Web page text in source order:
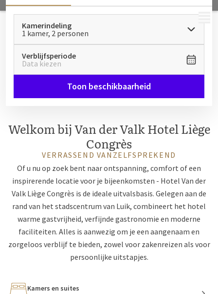
MENU
Kamerindeling
1 kamer, 2 personen
Verblijfsperiode
Data kiezen
Toon beschikbaarheid
Welkom bij Van der Valk Hotel Liège
Congrès
VERRASSEND VANZELFSPREKEND
Of u nu op zoek bent naar ontspanning, comfort of een
inspirerende locatie voor je bijeenkomsten - Hotel Van der
Valk Liège Congrès is de ideale uitvalsbasis. Gelegen aan de
rand van het stadscentrum van Luik, combineert het hotel
warme gastvrijheid, verfijnde gastronomie en moderne
faciliteiten. Alles is aanwezig om je een aangenaam en
zorgeloos verblijf te bieden, zowel voor zakenreizen als voor
persoonlijke uitstapjes.
Kamers en suites